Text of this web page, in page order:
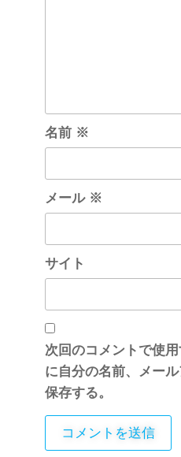
名前 ※
メール ※
サイト
次回のコメントで使
に自分の名前、メー
保存する。